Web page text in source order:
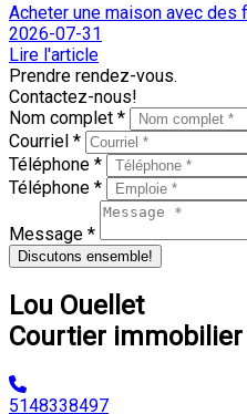
Acheter une maison avec des
2026-07-31
Lire l'article
Prendre rendez-vous.
Contactez-nous!
Nom complet *
Courriel *
Téléphone *
Téléphone *
Message *
Discutons ensemble!
Lou Ouellet
Courtier immobilier
5148338497